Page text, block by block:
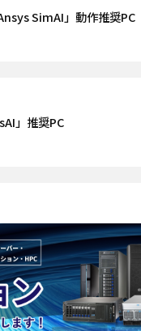
SimAI」動作推奨PC
」推奨PC